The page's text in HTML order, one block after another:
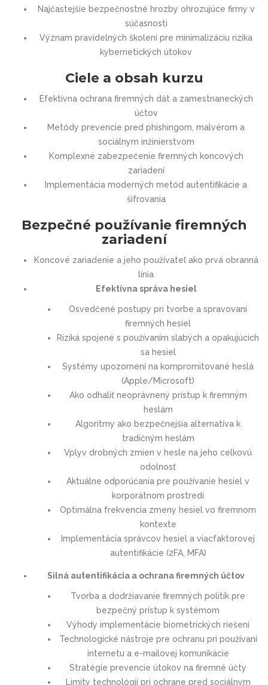
Najčastejšie bezpečnostné hrozby ohrozujúce firmy v
súčasnosti
Význam pravidelných školení pre minimalizáciu rizika
kybernetických útokov
Ciele a obsah kurzu
Efektívna ochrana firemných dát a zamestnaneckých
účtov
Metódy prevencie pred phishingom, malvérom a
sociálnym inžinierstvom
Komplexné zabezpečenie firemných koncových
zariadení
Implementácia moderných metód autentifikácie a
šifrovania
Bezpečné používanie firemných
zariadení
Koncové zariadenie a jeho používateľ ako prvá obranná
línia
Efektívna správa hesiel
Osvedčené postupy pri tvorbe a spravovaní
firemných hesiel
Riziká spojené s používaním slabých a opakujúcich
sa hesiel
Systémy upozornení na kompromitované heslá
(Apple/Microsoft)
Ako odhaliť neoprávnený prístup k firemným
heslám
Algoritmy ako bezpečnejšia alternatíva k
tradičným heslám
Vplyv drobných zmien v hesle na jeho celkovú
odolnosť
Aktuálne odporúčania pre používanie hesiel v
korporátnom prostredí
Optimálna frekvencia zmeny hesiel vo firemnom
kontexte
Implementácia správcov hesiel a viacfaktorovej
autentifikácie (2FA, MFA)
Silná autentifikácia a ochrana firemných účtov
Tvorba a dodržiavanie firemných politík pre
bezpečný prístup k systémom
Výhody implementácie biometrických riešení
Technologické nástroje pre ochranu pri používaní
internetu a e-mailovej komunikácie
Stratégie prevencie útokov na firemné účty
Limity technológií pri ochrane pred sociálnym